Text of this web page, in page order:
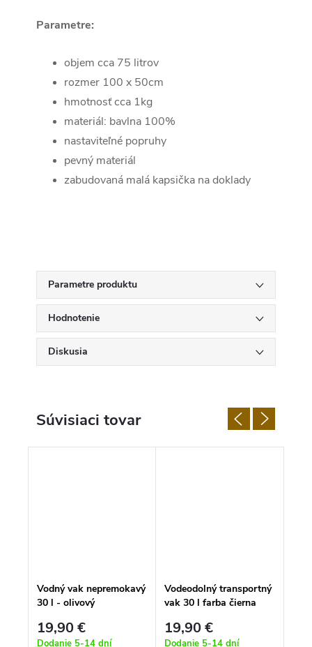
Parametre:
objem cca 75 litrov
rozmer 100 x 50cm
hmotnosť cca 1kg
materiál: bavlna 100%
nastaviteľné popruhy
pevný materiál
zabudovaná malá kapsička na doklady
Parametre produktu
Hodnotenie
Diskusia
Súvisiaci tovar
Vodný vak nepremokavý
30 l - olivový
19,90 €
Dodanie 5-14 dní
Vodeodolný transportný
vak 30 l farba čierna
19,90 €
Dodanie 5-14 dní